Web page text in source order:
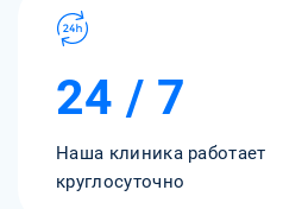
24 / 7
Наша клиника работает
круглосуточно